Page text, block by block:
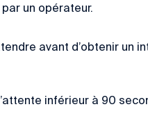
un opérateur.
avant d’obtenir un
inférieur à 90